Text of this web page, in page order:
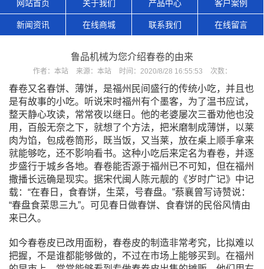
网站首页 关于我们 产品中心 客户案例
新闻资讯 在线商城 联系我们 在线留言
鲁品机械为您介绍春卷的由来
作者： 本站 来源： 本站 时间： 2020/8/28 16:55:53 次数：
春卷又名春饼、薄饼，是福州民间盛行的传统小吃，并且也
是有故事的小吃。听说宋时福州有个墨客，为了温书应试，
整天静心攻读，常常夜以继日。他的老婆屡次三番劝他也没
用，百般无奈之下，就想了个方法，把米磨制成薄饼，以莱
肉为馅，包成卷筒形，既当饭，又当莱，放在桌上顺手拿来
就能够吃，还不影响看书。这种小吃后来定名为春卷，并逐
步盛行于城乡各地。春卷能否源于福州已不可知，但在福州
撒播长远确是现实。据宋代闽人陈元靓的《岁时广记》中记
载：“在春日，食春饼，生菜，号春盘。”蔡襄曾写诗赞说：
“春盘食菜思三九”。可见春日做春饼、食春饼的民俗风情由
来已久。
如今春卷皮已改用面粉，春卷皮的制造非常考究，比拟难以
把握，不是谁都能够做的，不过在市场上能够买到。在福州